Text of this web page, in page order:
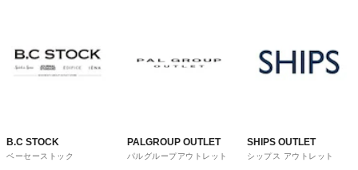
B.C STOCK
ベーセーストック
PALGROUP OUTLET
パルグループアウトレット
SHIPS OUTLET
シップス アウトレット